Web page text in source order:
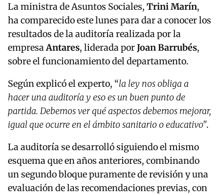
La ministra de Asuntos Sociales, Trini Marín,
ha comparecido este lunes para dar a conocer los
resultados de la auditoría realizada por la
empresaAntares, liderada porJoan Barrubés,
sobre el funcionamiento del departamento.
Según explicó el experto, “la ley nos obliga a
hacer una auditoría y eso es un buen punto de
partida. Debemos ver qué aspectos debemos mejorar,
igual que ocurre en el ámbito sanitario o educativo”.
La auditoría se desarrolló siguiendo el mismo
esquema que en años anteriores, combinando
un segundo bloque puramente de revisión y una
evaluación de las recomendaciones previas, con